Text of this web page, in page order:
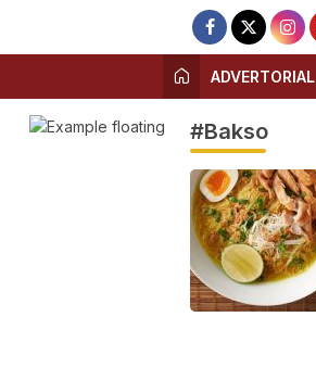
ADVERTORIAL
#Bakso